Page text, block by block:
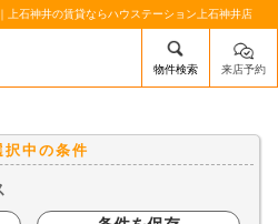
上石神井の賃貸ならハウステーション上石神井店
head-logo.png
物件検索 来店予約
択中の条件